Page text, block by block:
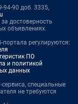
94-90 доб. 3335,
достоверность
объявлениях.
портала регулируются:
ПО
и политикой
данных
сервиса, специальные
не требуются